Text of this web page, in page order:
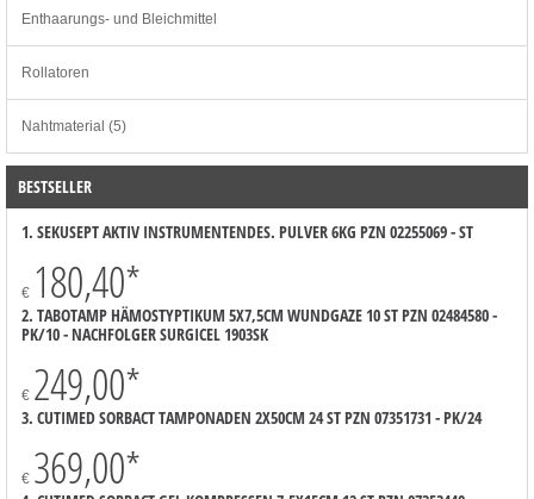
Enthaarungs- und Bleichmittel
Rollatoren
Nahtmaterial (5)
BESTSELLER
1. SEKUSEPT AKTIV INSTRUMENTENDES. PULVER 6KG PZN 02255069 - ST
€ 180,40*
2. TABOTAMP HÄMOSTYPTIKUM 5X7,5CM WUNDGAZE 10 ST PZN 02484580 -
PK/10 - NACHFOLGER SURGICEL 1903SK
€ 249,00*
3. CUTIMED SORBACT TAMPONADEN 2X50CM 24 ST PZN 07351731 - PK/24
€ 369,00*